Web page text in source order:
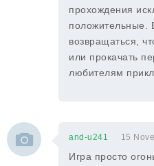
прохождения
положительные.
возвращаться,
или прокачать
любителям
and-u241 15
Игра просто